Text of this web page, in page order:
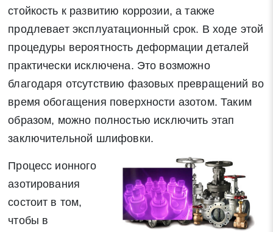
стойкость к развитию коррозии, а также
продлевает эксплуатационный срок. В ходе этой
процедуры вероятность деформации деталей
практически исключена. Это возможно
благодаря отсутствию фазовых превращений во
время обогащения поверхности азотом. Таким
образом, можно полностью исключить этап
заключительной шлифовки.
Процесс ионного
азотирования
состоит в том,
чтобы в